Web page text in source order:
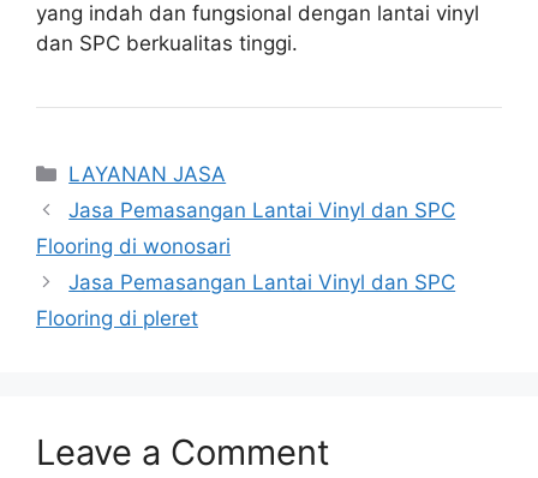
yang indah dan fungsional dengan lantai vinyl
dan SPC berkualitas tinggi.
Categories
LAYANAN JASA
Jasa Pemasangan Lantai Vinyl dan SPC
Flooring di wonosari
Jasa Pemasangan Lantai Vinyl dan SPC
Flooring di pleret
Leave a Comment